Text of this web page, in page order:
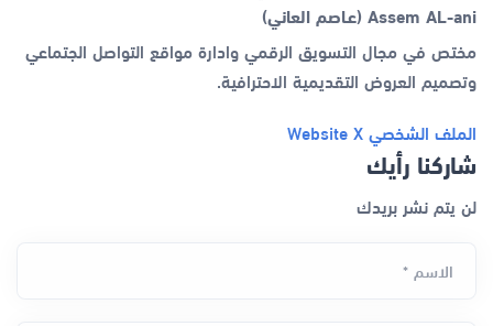
Assem AL-ani (عـاصم العاني)
مختص في مجال التسويق الرقمي وادارة مواقع التواصل الجتماعي
وتصميم العروض التقديمية الاحترافية.
الملف الشخصي Website X
شاركنا رأيك
لن يتم نشر بريدك
الاسم *